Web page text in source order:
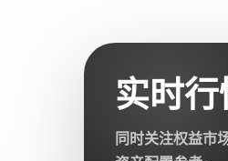
实时
同时关注权益市